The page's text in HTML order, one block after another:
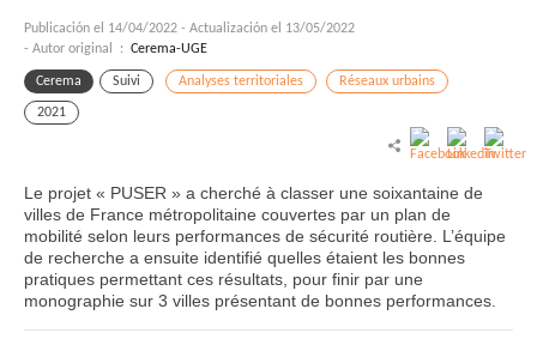
Publicación el 14/04/2022 - Actualización el 13/05/2022
- Autor original : Cerema-UGE
Cerema Suivi Analyses territoriales Réseaux urbains
2021
Le projet « PUSER » a cherché à classer une soixantaine de
villes de France métropolitaine couvertes par un plan de
mobilité selon leurs performances de sécurité routière. L’équipe
de recherche a ensuite identifié quelles étaient les bonnes
pratiques permettant ces résultats, pour finir par une
monographie sur 3 villes présentant de bonnes performances.